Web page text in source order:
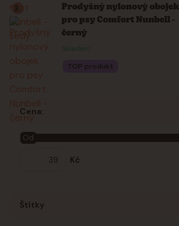
3.
Prodyšný nylonový obojek
pro psy Comfort Nunbell -
černý
Skladem
TOP produkt
Cena:
Kč
Od
Štítky